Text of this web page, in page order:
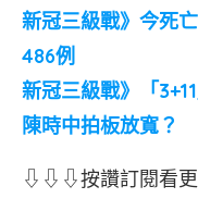
新冠三級戰》今死
486例
新冠三級戰》「
陳時中拍板放寬？
⇩⇩⇩按讚訂閱看